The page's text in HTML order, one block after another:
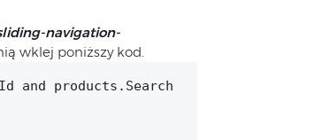
navigation-
wklej poniższy kod.
and products.Search